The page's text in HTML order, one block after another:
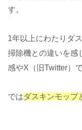
す。
1年以上にわたりダ
掃除機との違いを感
感やX（旧Twitter）
ではダスキンモップ